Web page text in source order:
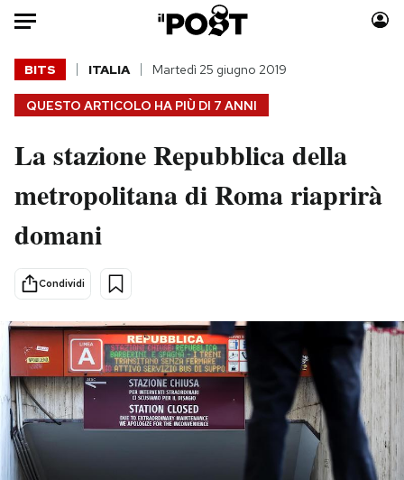
Auto
HOME
Italia
Politica
Tecnologia
Scienza
Economia
Sport
Moda
Consumismi
Altrecose
Mondiali calcio 2026
QUESTO ARTICOLO HA PIÙ DI 7 ANNI
BITS ITALIA Martedì 25 giugno 2019
La stazione Repubblica della
metropolitana di Roma riaprirà
domani
Condividi